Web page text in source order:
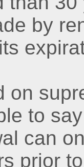
by
on
to
can
prior